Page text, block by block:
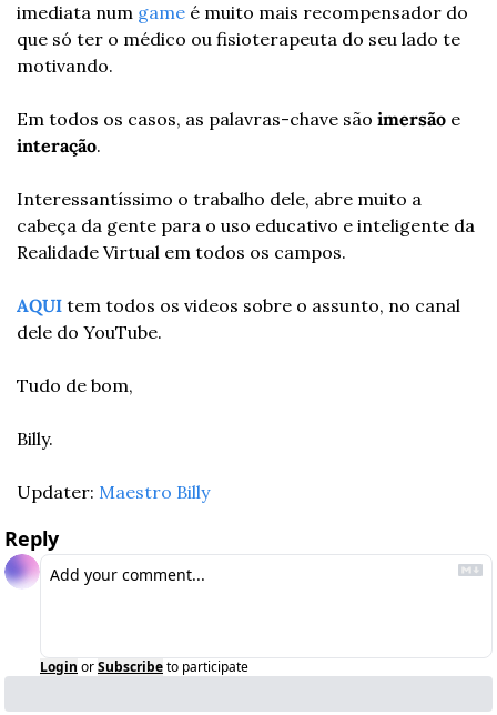
imediata num game é muito mais recompensador do
que só ter o médico ou fisioterapeuta do seu lado te
motivando.
Em todos os casos, as palavras-chave são imersão
interação.
Interessantíssimo o trabalho dele, abre muito a
cabeça da gente para o uso educativo e inteligente da
Realidade Virtual em todos os campos.
AQUI tem todos os videos sobre o assunto, no canal
dele do YouTube.
Tudo de bom,
Billy.
Updater: Maestro Billy
Reply
Login orSubscribeto participate